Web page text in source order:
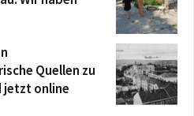
Quellen zu
jetzt online